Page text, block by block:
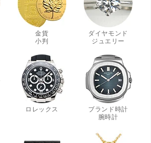
金貨
小判
ダイヤモンド
ジュエリー
ロレックス
ブランド時計
腕時計